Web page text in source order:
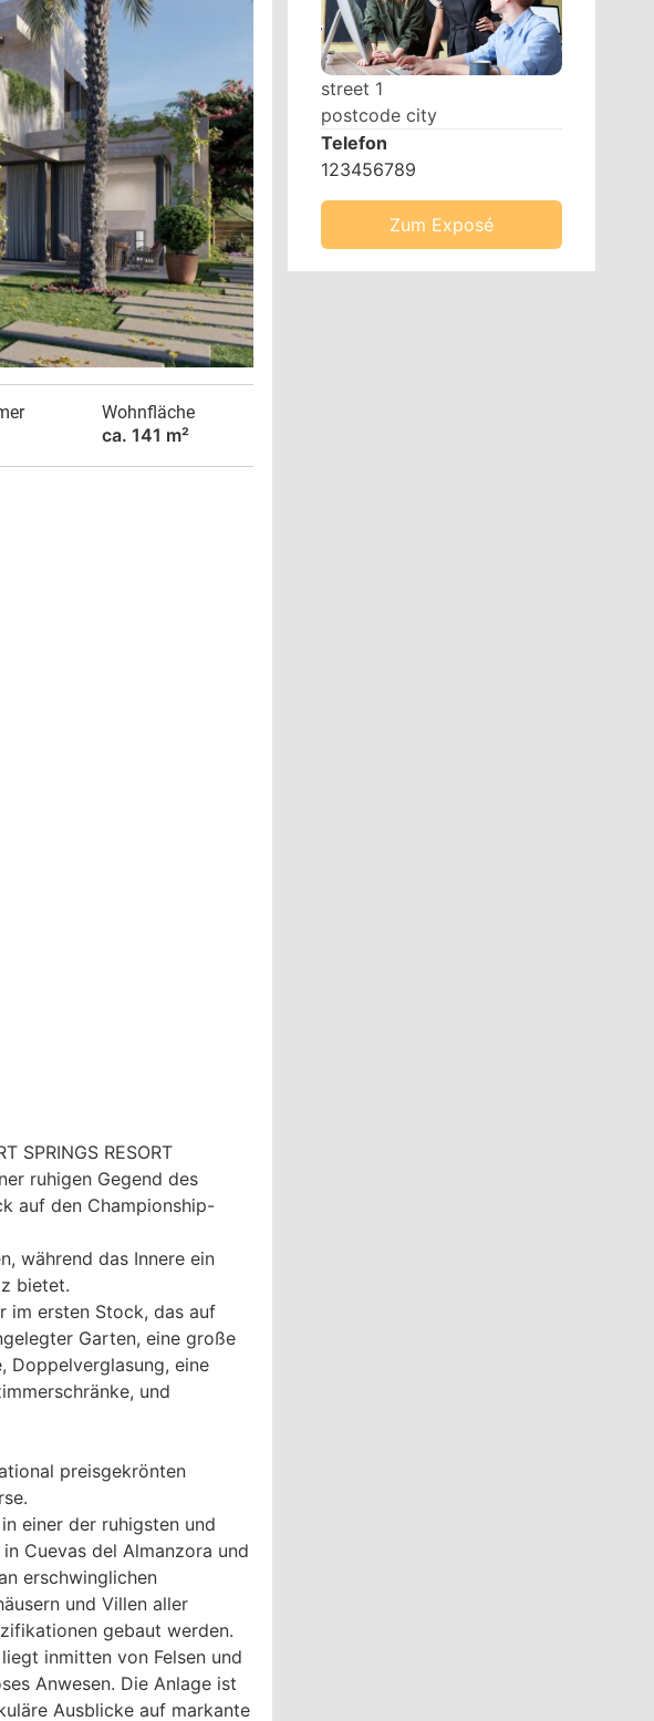
Wohnfläche
ca. 141 m²
SPRINGS RESORT
ruhigen Gegend des
auf den Championship-
während das Innere ein
bietet.
im ersten Stock, das auf
Garten, eine große
Doppelverglasung, eine
und
preisgekrönten
einer der ruhigsten und
Cuevas del Almanzora und
erschwinglichen
und Villen aller
gebaut werden.
inmitten von Felsen und
Anwesen. Die Anlage ist
Ausblicke auf markante
street 1
postcode city
Telefon
123456789
Zum Exposé